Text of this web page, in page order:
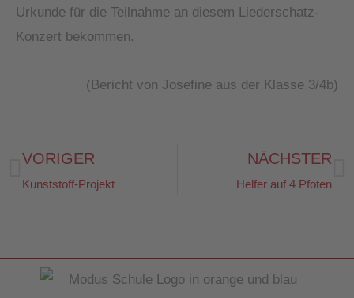
Urkunde für die Teilnahme an diesem Liederschatz-
Konzert bekommen.
(Bericht von Josefine aus der Klasse 3/4b)
Zurück
VORIGER
Kunststoff-Projekt
NÄCHSTER
Helfer auf 4 Pfoten